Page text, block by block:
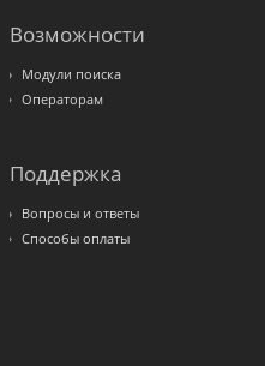
Возможности
Модули поиска
Операторам
Поддержка
Вопросы и ответы
Способы оплаты